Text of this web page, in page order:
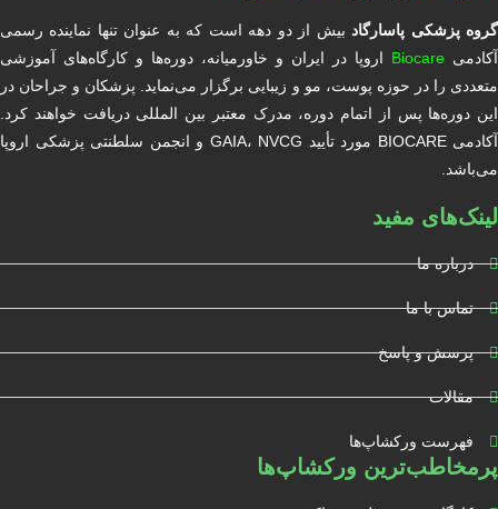
گروه پزشکی پاسارگادبیش از دو دهه است که به عنوان تنها نماینده رسمی
آکادمی Biocare اروپا در ایران و خاورمیانه، دوره‌ها و کارگاه‌های آموزشی
متعددی را در حوزه پوست، مو و زیبایی برگزار می‌نماید. پزشکان و جراحان در
این دوره‌ها پس از اتمام دوره، مدرک معتبر بین المللی دریافت خواهند کرد.
آکادمی BIOCARE مورد تأیید GAIA، NVCG و انجمن سلطنتی پزشکی اروپا
می‌باشد.
لینک‌های مفید
درباره ما
تماس با ما
پرسش و پاسخ
مقالات
فهرست ورکشاپ‌ها
پرمخاطب‌ترین ورکشاپ‌ها